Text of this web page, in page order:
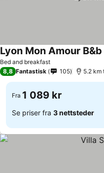
Bed and breakfast
Lyon Mon Amour B&b
8,8 Fantastisk 105 5.2 km
Fra 1 089 kr
Se priser fra 3 nettsteder